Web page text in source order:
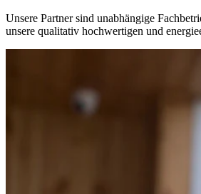
Unsere Partner sind unabhängige
unsere qualitativ hochwertigen und